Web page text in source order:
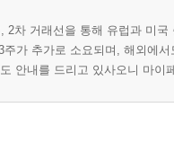
2차 거래선을 통해 유럽과 미
가 추가로 소요되며, 해외에
안내를 드리고 있사오니 마